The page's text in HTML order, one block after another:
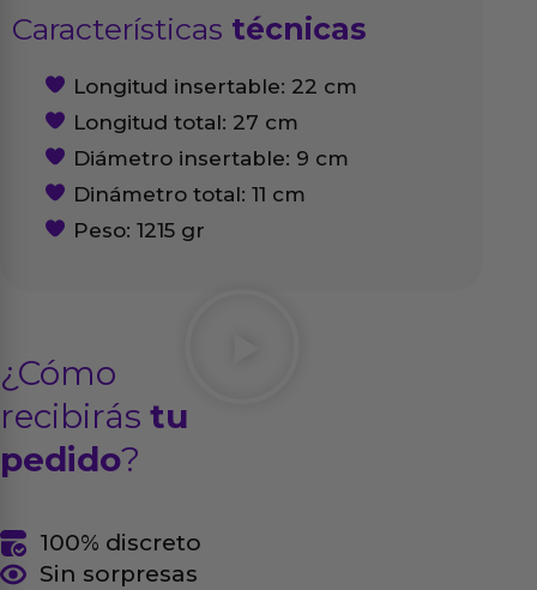
Características técnicas
Longitud insertable: 22 cm
Longitud total: 27 cm
Diámetro insertable: 9 cm
Dinámetro total: 11 cm
Peso: 1215 gr
¿Cómo
recibirás tu
pedido?
100% discreto
Sin sorpresas